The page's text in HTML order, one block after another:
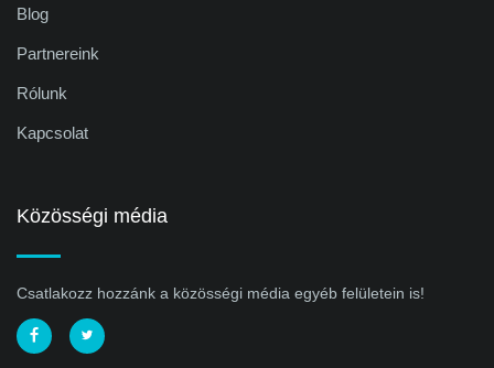
Blog
Partnereink
Rólunk
Kapcsolat
Közösségi média
Csatlakozz hozzánk a közösségi média egyéb felületein is!